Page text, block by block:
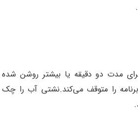
.
مدت دو دقیقه یا بیشتر روشن شده
را متوقف می‌کند.نشتی آب را چک
.